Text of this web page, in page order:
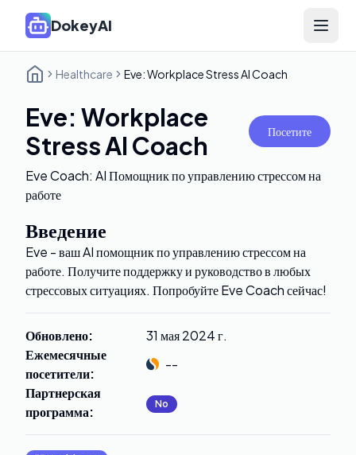
DokeyAI Open
Healthcare Eve: Workplace Stress AI Coach
Eve: Workplace
Stress AI Coach
Посетите
Eve Coach: AI Помощник по управлению стрессом на
работе
Введение
Eve - ваш AI помощник по управлению стрессом на
работе. Получите поддержку и руководство в любых
стрессовых ситуациях. Попробуйте Eve Coach сейчас!
Обновлено:
31 мая 2024 г.
Ежемесячные
посетители:
--
Партнерская
программа: No